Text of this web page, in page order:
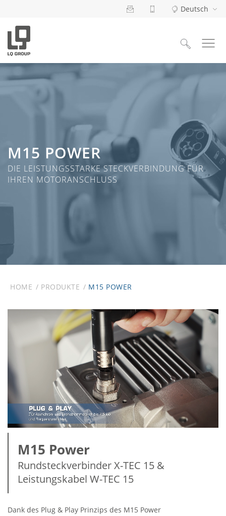
Deutsch
M15 POWER
DIE LEISTUNGSSTARKE STECKVERBINDUNG FÜR
IHREN MOTORANSCHLUSS
HOME PRODUKTE M15 POWER
M15 Power
Rundsteckverbinder X-TEC 15 &
Leistungskabel W-TEC 15
Dank des Plug & Play Prinzips des M15 Power